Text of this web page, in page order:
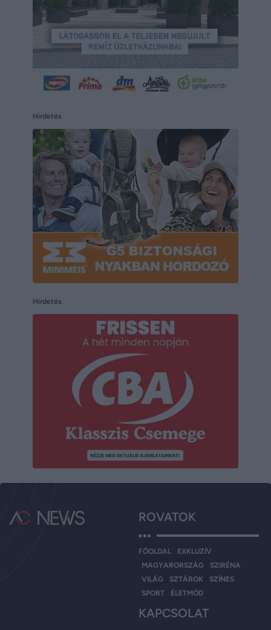
Hirdetés
Hirdetés
ROVATOK
FŐOLDAL
EXKLUZÍV
MAGYARORSZÁG
SZIRÉNA
VILÁG
SZTÁROK
SZÍNES
SPORT
ÉLETMÓD
KAPCSOLAT